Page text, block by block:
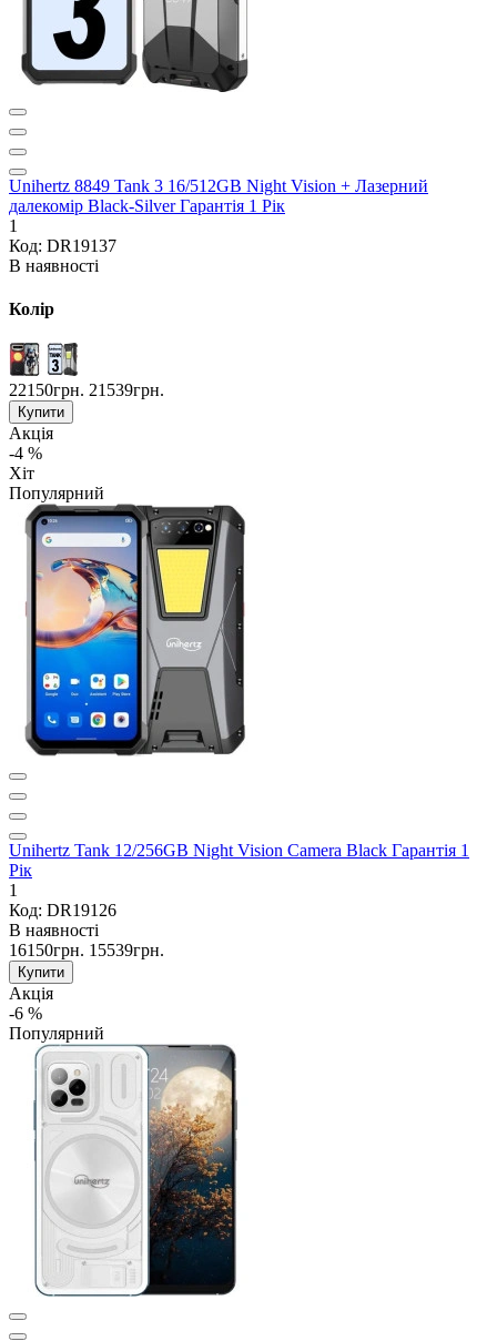
Unihertz 8849 Tank 3 16/512GB Night Vision + Лазерний
далекомір Black-Silver Гарантія 1 Рік
1
Код: DR19137
В наявності
Колір
22150грн. 21539грн.
Купити
Акція
-4 %
Хіт
Популярний
Unihertz Tank 12/256GB Night Vision Camera Black Гарантія 1
Рік
1
Код: DR19126
В наявності
16150грн. 15539грн.
Купити
Акція
-6 %
Популярний